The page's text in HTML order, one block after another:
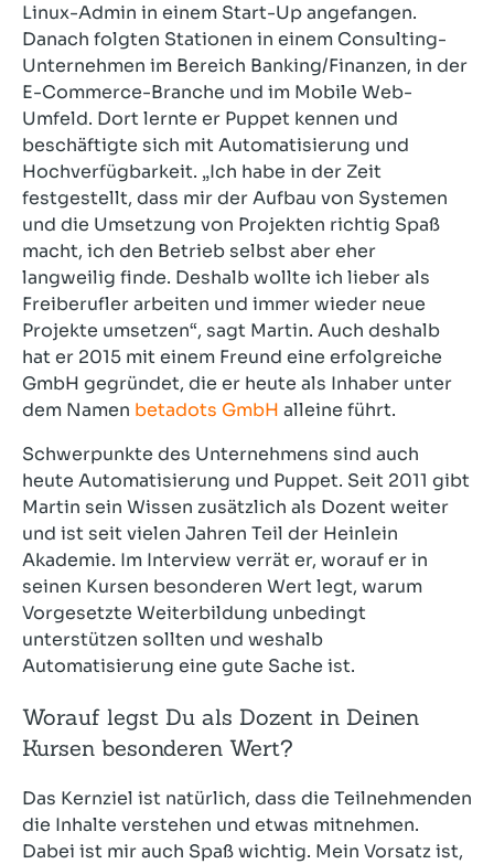
Linux-Admin in einem Start-Up angefangen.
Danach folgten Stationen in einem Consulting-
Unternehmen im Bereich Banking/Finanzen, in der
E-Commerce-Branche und im Mobile Web-
Umfeld. Dort lernte er Puppet kennen und
beschäftigte sich mit Automatisierung und
Hochverfügbarkeit. „Ich habe in der Zeit
festgestellt, dass mir der Aufbau von Systemen
und die Umsetzung von Projekten richtig Spaß
macht, ich den Betrieb selbst aber eher
langweilig finde. Deshalb wollte ich lieber als
Freiberufler arbeiten und immer wieder neue
Projekte umsetzen“, sagt Martin. Auch deshalb
hat er 2015 mit einem Freund eine erfolgreiche
GmbH gegründet, die er heute als Inhaber unter
dem Namen betadots GmbH alleine führt.
Schwerpunkte des Unternehmens sind auch
heute Automatisierung und Puppet. Seit 2011 gibt
Martin sein Wissen zusätzlich als Dozent weiter
und ist seit vielen Jahren Teil der Heinlein
Akademie. Im Interview verrät er, worauf er in
seinen Kursen besonderen Wert legt, warum
Vorgesetzte Weiterbildung unbedingt
unterstützen sollten und weshalb
Automatisierung eine gute Sache ist.
Worauf legst Du als Dozent in Deinen
Kursen besonderen Wert?
Das Kernziel ist natürlich, dass die Teilnehmenden
die Inhalte verstehen und etwas mitnehmen.
Dabei ist mir auch Spaß wichtig. Mein Vorsatz ist,